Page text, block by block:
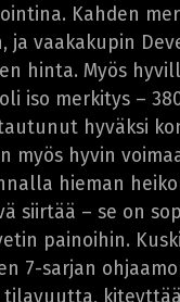
Kahden
ja vaakakupin
hinta. Myös
iso merkitys –
hyväksi
myös hyvin
hieman
siirtää – se on
painoihin.
7-sarjan